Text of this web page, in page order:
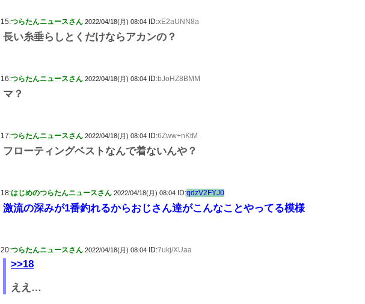
15:つらたんニュースさん 2022/04/18(月) 08:04 ID:xE2aUNN8a
長い糸垂らしとくだけならアカンの？
16:つらたんニュースさん 2022/04/18(月) 08:04 ID:bJoHZ8BMM
マ？
17:つらたんニュースさん 2022/04/18(月) 08:04 ID:6Zww+nKtM
フローティングベストなんで着ないんや？
18:はじめのつらたんニュースさん 2022/04/18(月) 08:04 ID:qdzV2FYJ0
激流の深みが1番釣れるからおじさん達がこんなことやってる模様
20:つらたんニュースさん 2022/04/18(月) 08:04 ID:7ukj/XUaa
>>18
ええ…